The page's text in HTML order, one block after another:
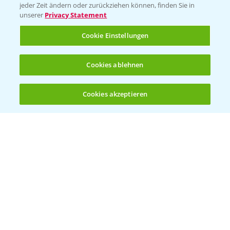
(noch 4)
Sammelstellen und Termine
Kontakt & Notfall
Beratung auf WhatsApp
+49 (0)174 346 564 1
jeder Zeit ändern oder zurückziehen können, finden Sie in
unserer Privacy Statement
Cookie Einstellungen
Cookies ablehnen
Cookies akzeptieren